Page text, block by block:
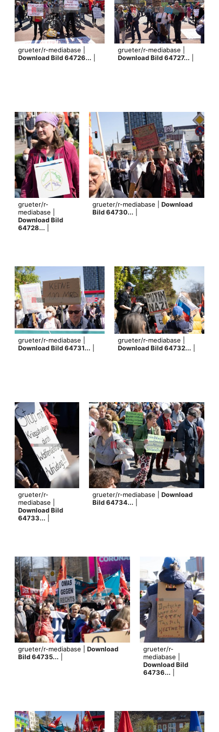
grueter/r-mediabase |
Download Bild 64726...
grueter/r-mediabase |
Download Bild 64727...
grueter/r-
mediabase |
Download Bild
64728...
grueter/r-mediabase | Download
Bild 64730...
grueter/r-mediabase |
Download Bild 64731...
grueter/r-mediabase |
Download Bild 64732...
grueter/r-
mediabase |
Download Bild
64733...
grueter/r-mediabase | Download
Bild 64734...
grueter/r-mediabase | Download
Bild 64735...
grueter/r-
mediabase |
Download Bild
64736...